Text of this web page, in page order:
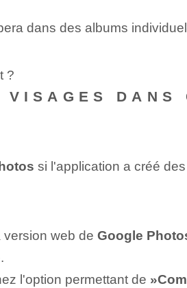
dans des albums
?
DANS
si l'application a ⁤créé
web de Google
l'option permettant de